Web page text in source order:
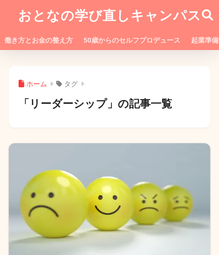
おとなの学び直しキャンパス
働き方とお金の整え方 50歳からのセルフプロデュース 起業準
ホーム タグ
「リーダーシップ」の記事一覧